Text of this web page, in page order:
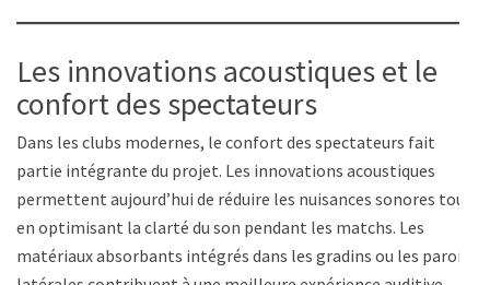
Les innovations acoustiques et le
confort des spectateurs
Dans les clubs modernes, le confort des spectateurs fait
partie intégrante du projet. Les innovations acoustiques
permettent aujourd’hui de réduire les nuisances sonores tout
en optimisant la clarté du son pendant les matchs. Les
matériaux absorbants intégrés dans les gradins ou les parois